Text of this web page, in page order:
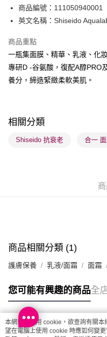
PayMe
WeChat Pay
BoC Pay
送貨方式
順豐自助櫃 - 確認發貨後1-3個
順豐站及營業點 - 確認發貨後1-
(澳門門市) 只顯示可選門市。
取。逾期會取消訂單，並不會
每筆HK$20.00，滿HK$100.00
澳門地區配送 - 確認發貨後1-4
商品編號：111050940001
英文名稱：Shiseido
商品重點
一瓶集面膜、精華、乳液、化
專研D -谷氨酸，復配A醇PRO
養分，締造緊緻柔軟美肌。
相關分類
Shiseido 抗衰老 合一
商品相關分類 (1)
護膚保養 乳液/面霜 面霜
您可能有興趣的商品全
熱門標籤
本網站中使用 cookie，欲查詢有關
望在電腦上使用 cookie 時應如何變